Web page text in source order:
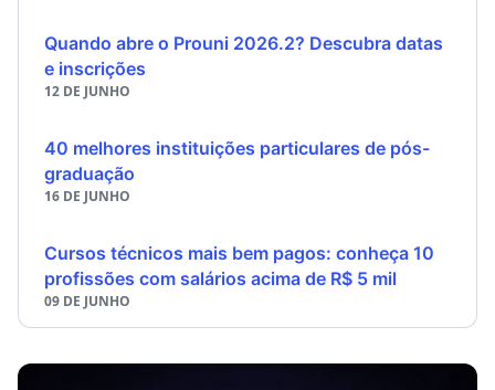
Quando abre o Prouni 2026.2? Descubra datas
e inscrições
12 DE JUNHO
40 melhores instituições particulares de pós-
graduação
16 DE JUNHO
Cursos técnicos mais bem pagos: conheça 10
profissões com salários acima de R$ 5 mil
09 DE JUNHO